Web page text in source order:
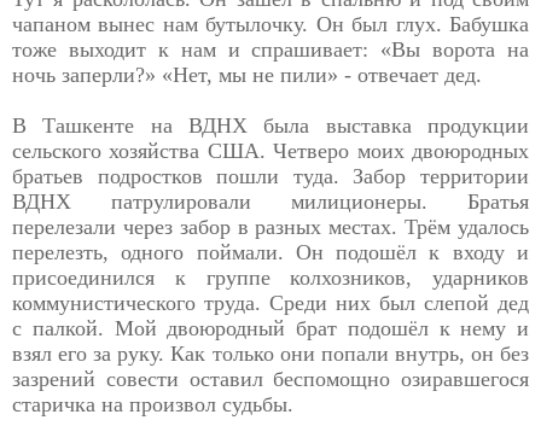
чапаном вынес нам бутылочку. Он был глух. Бабушка
тоже выходит к нам и спрашивает: «Вы ворота на
ночь заперли?» «Нет, мы не пили» - отвечает дед.
В Ташкенте на ВДНХ была выставка продукции
сельского хозяйства США. Четверо моих двоюродных
братьев подростков пошли туда. Забор территории
ВДНХ патрулировали милиционеры. Братья
перелезали через забор в разных местах. Трём удалось
перелезть, одного поймали. Он подошёл к входу и
присоединился к группе колхозников, ударников
коммунистического труда. Среди них был слепой дед
с палкой. Мой двоюродный брат подошёл к нему и
взял его за руку. Как только они попали внутрь, он без
зазрений совести оставил беспомощно озиравшегося
старичка на произвол судьбы.